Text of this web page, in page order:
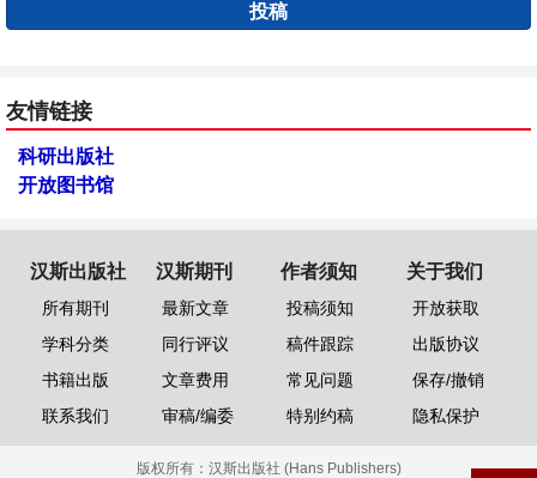
投稿
友情链接
科研出版社
开放图书馆
汉斯出版社
所有期刊
学科分类
书籍出版
联系我们
汉斯期刊
最新文章
同行评议
文章费用
审稿/编委
作者须知
投稿须知
稿件跟踪
常见问题
特别约稿
关于我们
开放获取
出版协议
保存/撤销
隐私保护
版权所有： 汉斯出版社 (Hans Publishers)